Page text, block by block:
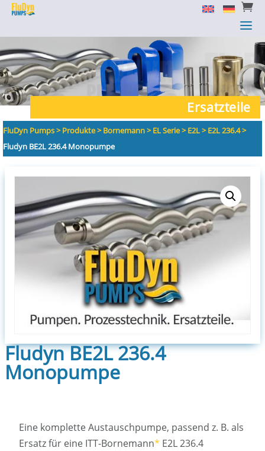

a

a
Ersatzteile
FluDyn Pumps>Produkte>Bornemann>EL Serie>E2L>E2L 236.4>
Fludyn BE2L 236.4 Monopumpe
Fludyn BE2L 236.4
Monopumpe
Eine komplette Austauschpumpe, passend z. B. als
Ersatz für eine ITT-Bornemann* E2L 236.4